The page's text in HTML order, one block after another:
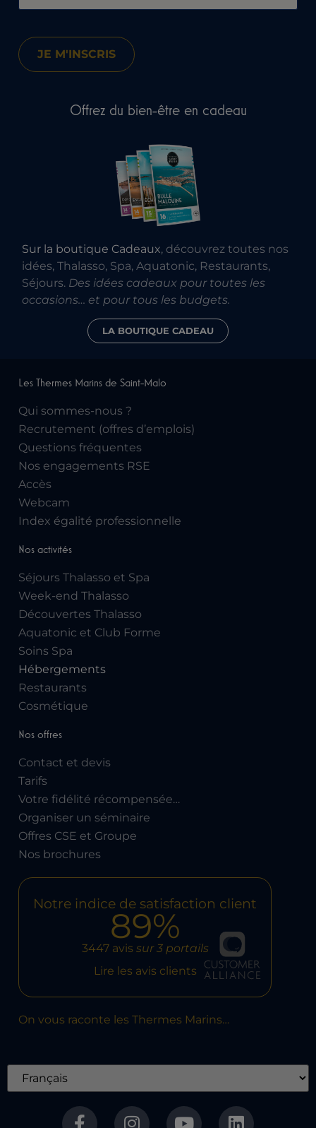
Offrez du bien-être en cadeau
Sur la boutique Cadeaux, découvrez toutes nos
idées, Thalasso, Spa, Aquatonic, Restaurants,
Séjours. Des idées cadeaux pour toutes les
occasions… et pour tous les budgets.
LA BOUTIQUE CADEAU
Les Thermes Marins de Saint-Malo
Qui sommes-nous ?
Recrutement (offres d’emplois)
Questions fréquentes
Nos engagements RSE
Accès
Webcam
Index égalité professionnelle
Nos activités
Séjours Thalasso et Spa
Week-end Thalasso
Découvertes Thalasso
Aquatonic et Club Forme
Soins Spa
Hébergements
Restaurants
Cosmétique
Nos offres
Contact et devis
Tarifs
Votre fidélité récompensée…
Organiser un séminaire
Offres CSE et Groupe
Nos brochures
Notre indice de satisfaction client
89%
3447 avis sur 3 portails
Lire les avis clients
On vous raconte les Thermes Marins…